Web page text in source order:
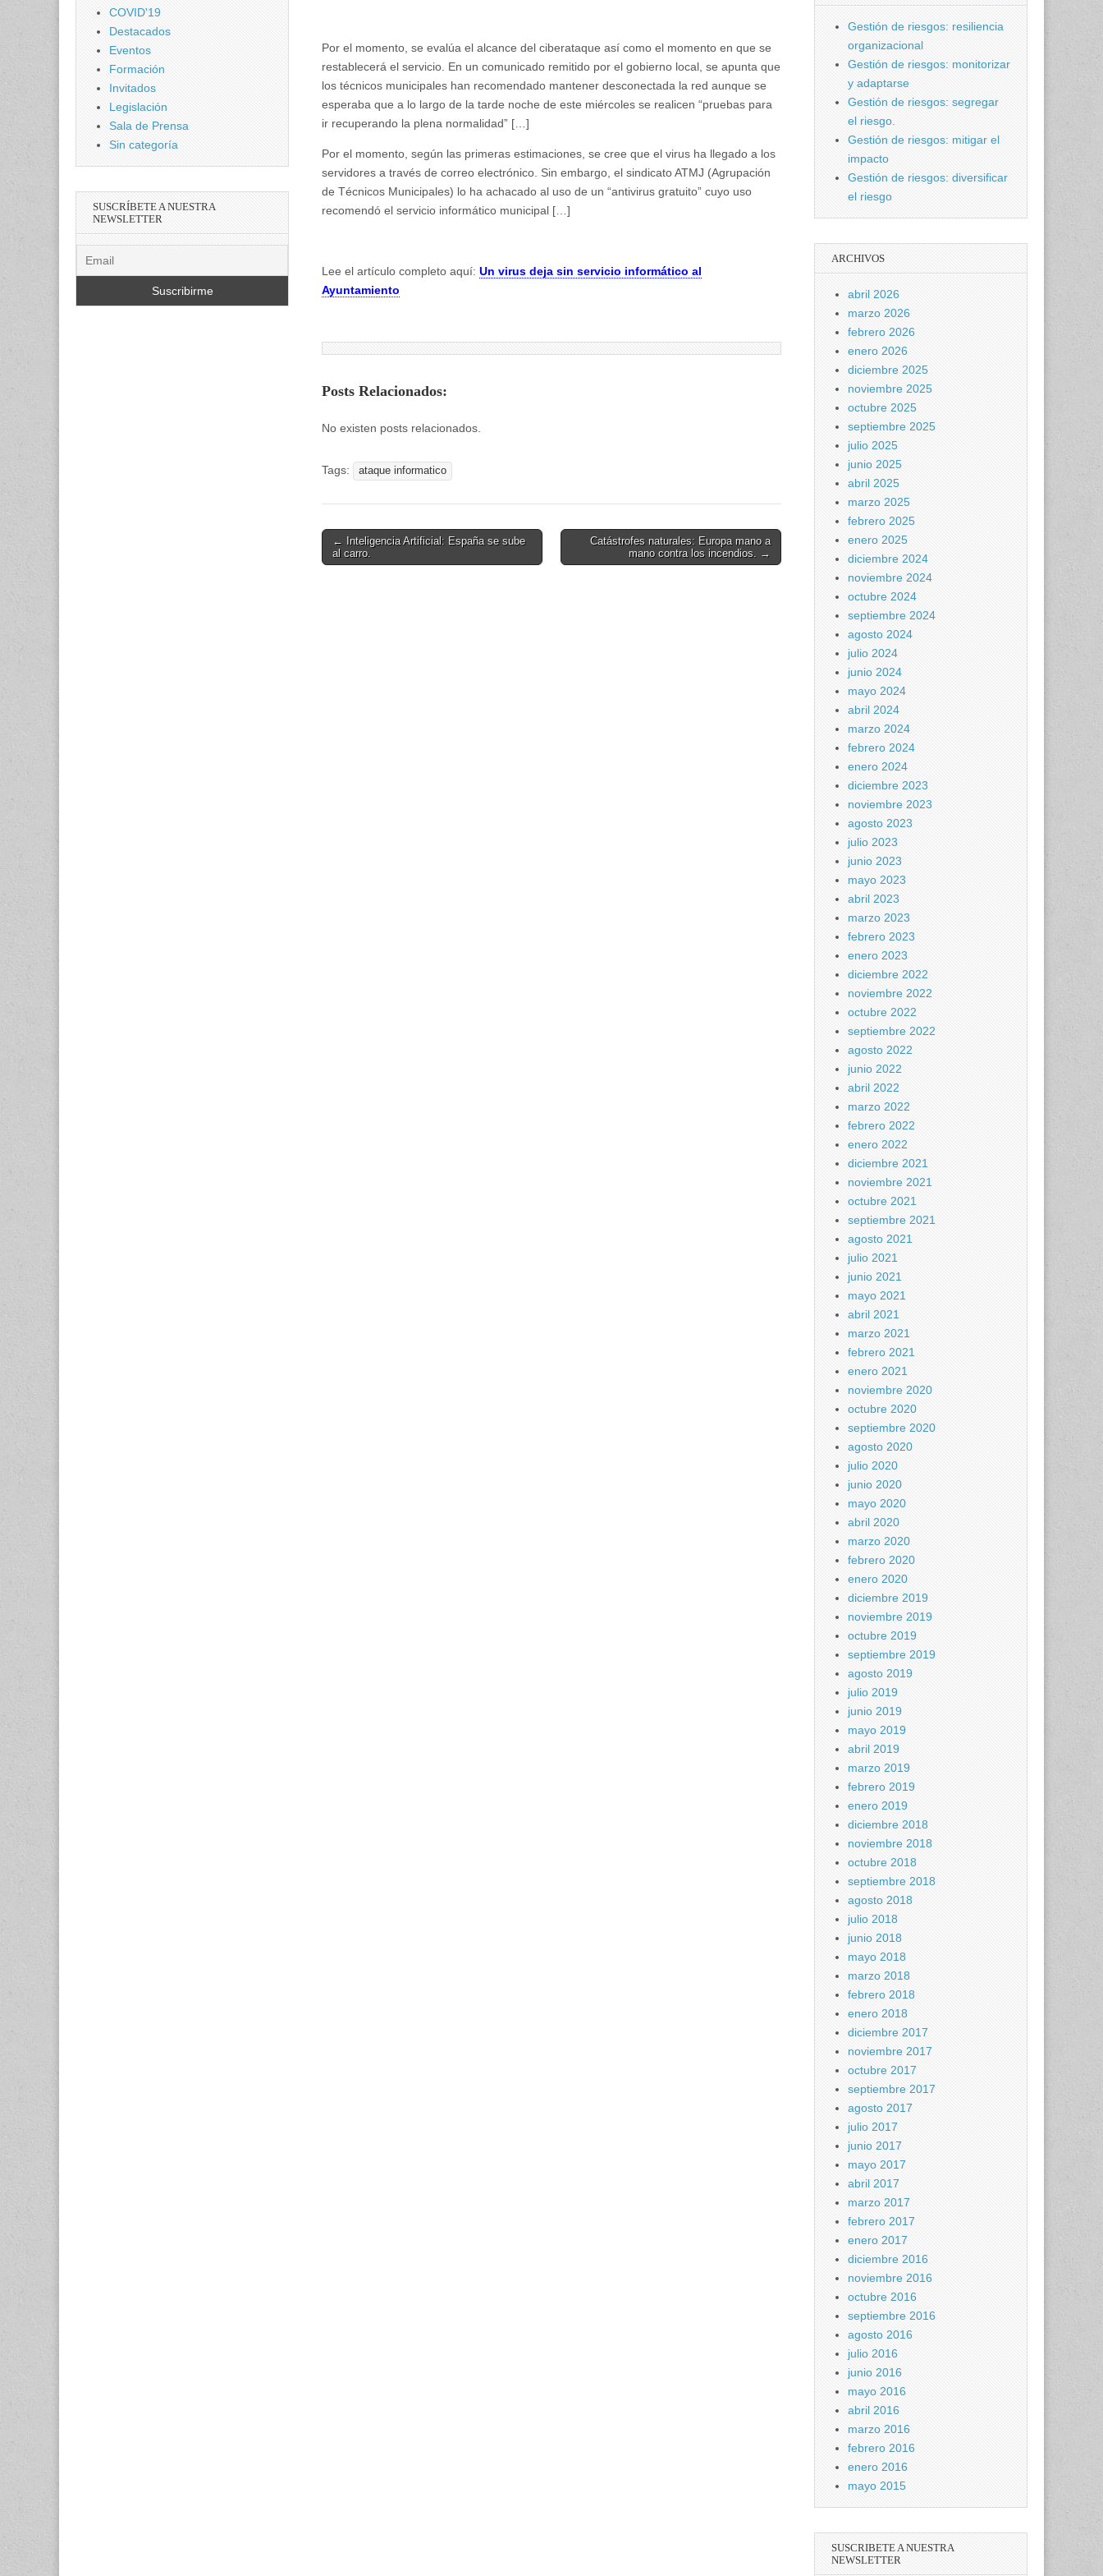
Por el momento, se evalúa el alcance del ciberataque así como el momento en que se
restablecerá el servicio. En un comunicado remitido por el gobierno local, se apunta que
los técnicos municipales han recomendado mantener desconectada la red aunque se
esperaba que a lo largo de la tarde noche de este miércoles se realicen “pruebas para
ir recuperando la plena normalidad” […]
Por el momento, según las primeras estimaciones, se cree que el virus ha llegado a los
servidores a través de correo electrónico. Sin embargo, el sindicato ATMJ (Agrupación
de Técnicos Municipales) lo ha achacado al uso de un “antivirus gratuito” cuyo uso
recomendó el servicio informático municipal […]
Lee el artículo completo aquí: Un virus deja sin servicio informático al
Ayuntamiento
Posts Relacionados:
No existen posts relacionados.
Tags: ataque informatico
Post
navigation
← Inteligencia Artificial: España se sube
al carro.
Catástrofes naturales: Europa mano a
mano contra los incendios. →
COVID'19
Destacados
Eventos
Formación
Invitados
Legislación
Sala de Prensa
Sin categoría
SUSCRÍBETE A NUESTRA
NEWSLETTER
Gestión de riesgos: resiliencia
organizacional
Gestión de riesgos: monitorizar
y adaptarse
Gestión de riesgos: segregar
el riesgo.
Gestión de riesgos: mitigar el
impacto
Gestión de riesgos: diversificar
el riesgo
ARCHIVOS
abril 2026
marzo 2026
febrero 2026
enero 2026
diciembre 2025
noviembre 2025
octubre 2025
septiembre 2025
julio 2025
junio 2025
abril 2025
marzo 2025
febrero 2025
enero 2025
diciembre 2024
noviembre 2024
octubre 2024
septiembre 2024
agosto 2024
julio 2024
junio 2024
mayo 2024
abril 2024
marzo 2024
febrero 2024
enero 2024
diciembre 2023
noviembre 2023
agosto 2023
julio 2023
junio 2023
mayo 2023
abril 2023
marzo 2023
febrero 2023
enero 2023
diciembre 2022
noviembre 2022
octubre 2022
septiembre 2022
agosto 2022
junio 2022
abril 2022
marzo 2022
febrero 2022
enero 2022
diciembre 2021
noviembre 2021
octubre 2021
septiembre 2021
agosto 2021
julio 2021
junio 2021
mayo 2021
abril 2021
marzo 2021
febrero 2021
enero 2021
noviembre 2020
octubre 2020
septiembre 2020
agosto 2020
julio 2020
junio 2020
mayo 2020
abril 2020
marzo 2020
febrero 2020
enero 2020
diciembre 2019
noviembre 2019
octubre 2019
septiembre 2019
agosto 2019
julio 2019
junio 2019
mayo 2019
abril 2019
marzo 2019
febrero 2019
enero 2019
diciembre 2018
noviembre 2018
octubre 2018
septiembre 2018
agosto 2018
julio 2018
junio 2018
mayo 2018
marzo 2018
febrero 2018
enero 2018
diciembre 2017
noviembre 2017
octubre 2017
septiembre 2017
agosto 2017
julio 2017
junio 2017
mayo 2017
abril 2017
marzo 2017
febrero 2017
enero 2017
diciembre 2016
noviembre 2016
octubre 2016
septiembre 2016
agosto 2016
julio 2016
junio 2016
mayo 2016
abril 2016
marzo 2016
febrero 2016
enero 2016
mayo 2015
SUSCRIBETE A NUESTRA
NEWSLETTER